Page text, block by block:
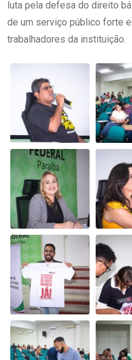
luta pela defesa do direito
de um serviço público forte
trabalhadores da instituição.